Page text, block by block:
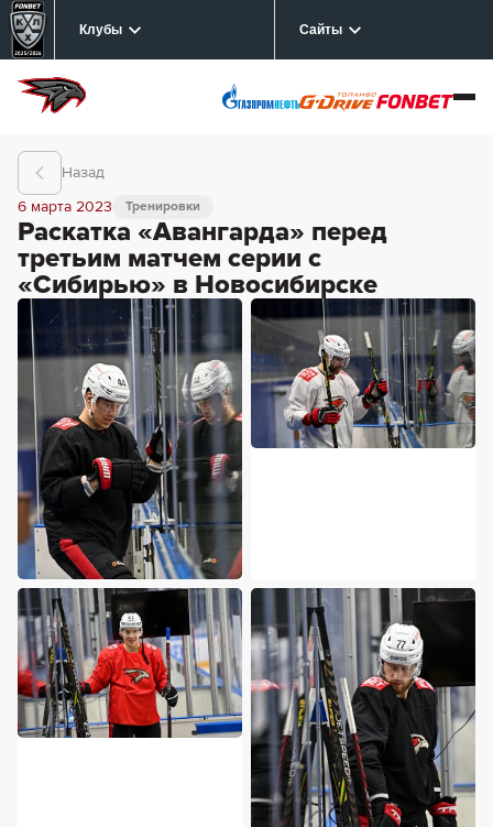
Клубы Сайты
Назад
Раскатка «Авангарда» перед
третьим матчем серии с
«Сибирью» в Новосибирске
Тренировки
6 марта 2023